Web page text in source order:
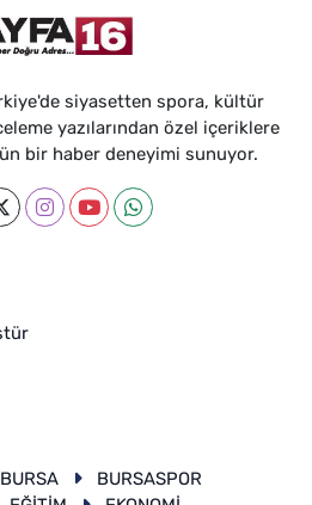
siyasetten spora, kültür
yazılarından özel içeriklere
bir haber deneyimi sunuyor.
BURSA
BURSASPOR